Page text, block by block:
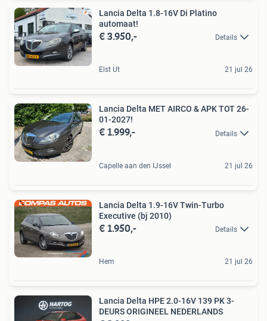
Lancia Delta 1.8-16V Di Platino
automaat!
€ 3.950,- Details
Elst Ut 21 jul 26
Lancia Delta MET AIRCO & APK TOT 26-
01-2027!
€ 1.999,- Details
Capelle aan den IJssel 21 jul 26
Lancia Delta 1.9-16V Twin-Turbo
Executive (bj 2010)
€ 1.950,- Details
Hem 21 jul 26
Lancia Delta HPE 2.0-16V 139 PK 3-
DEURS ORIGINEEL NEDERLANDS